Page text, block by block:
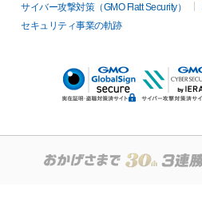
サイバー攻撃対策（GMO Flatt Security）
セキュリティ事業の軌跡